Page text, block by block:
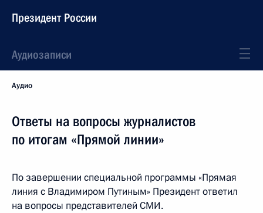
Президент России
Аудиозаписи
Аудио
Ответы на вопросы журналистов
по итогам «Прямой линии»
По завершении специальной программы «Прямая
линия с Владимиром Путиным» Президент ответил
на вопросы представителей СМИ.